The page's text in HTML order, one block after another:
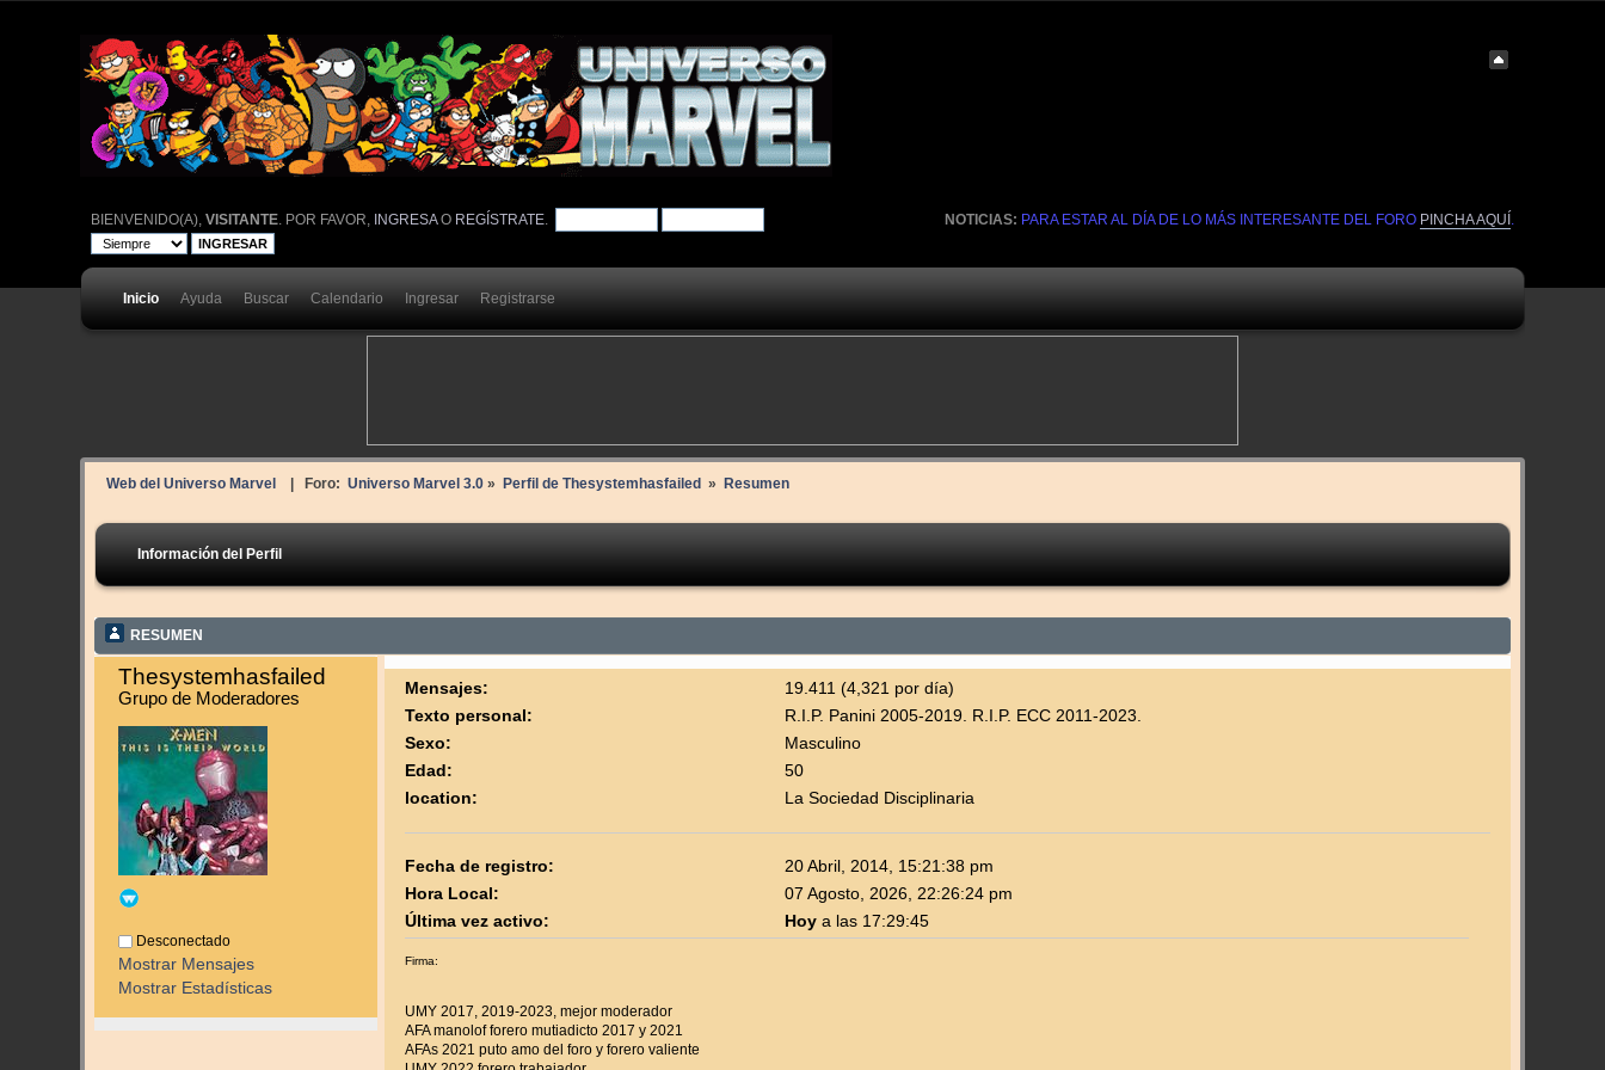
NOTICIAS: PARA ESTAR AL DÍA DE LO MÁS INTERESANTE DEL FORO PINCHA AQUÍ
BIENVENIDO(A), VISITANTE. POR FAVOR, INGRESAO REGÍSTRATE.
Inicio Ayuda Buscar Calendario Ingresar Registrarse
Web del Universo Marvel | Foro: Universo Marvel 3.0» Perfil de Thesystemhasfailed » Resumen
Información del Perfil
RESUMEN
Thesystemhasfailed
Grupo de Moderadores
Desconectado
Mostrar Mensajes
Mostrar Estadísticas
Mensajes:
19.411 (4,321 por día)
Texto personal:
R.I.P. Panini 2005-2019. R.I.P. ECC 2011-2023.
Sexo:
Masculino
Edad:
50
location:
La Sociedad Disciplinaria
Fecha de registro:
20 Abril, 2014, 15:21:38 pm
Hora Local:
07 Agosto, 2026, 22:26:24 pm
Última vez activo:
Hoy a las 17:29:45
Firma:
UMY 2017, 2019-2023, mejor moderador
AFA manolof forero mutiadicto 2017 y 2021
AFAs 2021 puto amo del foro y forero valiente